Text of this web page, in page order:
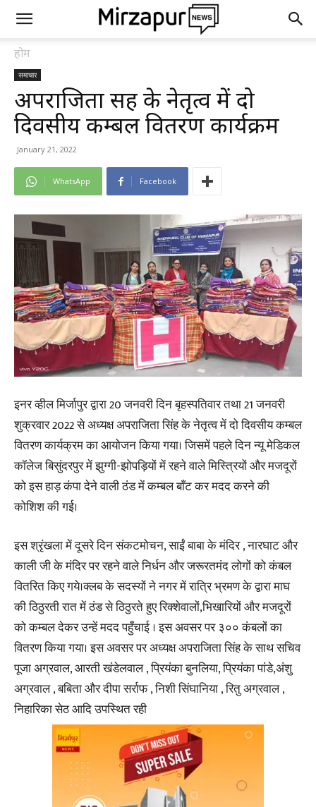
होम
समाचार
अपराजिता सिंह के नेतृत्व में दो
दिवसीय कम्बल वितरण कार्यक्रम
January 21, 2022
WhatsApp Facebook
इनर व्हील मिर्जापुर द्वारा 20 जनवरी दिन बृहस्पतिवार तथा 21 जनवरी
शुक्रवार 2022 से अध्यक्ष अपराजिता सिंह के नेतृत्व में दो दिवसीय कम्बल
वितरण कार्यक्रम का आयोजन किया गया। जिसमें पहले दिन न्यू मेडिकल
कॉलेज बिसुंदरपुर में झुग्गी-झोपड़ियों में रहने वाले मिस्त्रियों और मजदूरों
को इस हाड़ कंपा देने वाली ठंड में कम्बल बाँट कर मदद करने की
कोशिश की गई।
इस श्रृंखला में दूसरे दिन संकटमोचन, साईं बाबा के मंदिर , नारघाट और
काली जी के मंदिर पर रहने वाले निर्धन और जरूरतमंद लोगों को कंबल
वितरित किए गये।क्लब के सदस्यों ने नगर में रात्रि भ्रमण के द्वारा माघ
की ठिठुरती रात में ठंड से ठिठुरते हुए रिक्शेवालों,भिखारियों और मजदूरों
को कम्बल देकर उन्हें मदद पहुँचाई । इस अवसर पर ३०० कंबलों का
वितरण किया गया। इस अवसर पर अध्यक्ष अपराजिता सिंह के साथ सचिव
पूजा अग्रवाल, आरती खंडेलवाल , प्रियंका बुनलिया, प्रियंका पांडे,अंशु
अग्रवाल , बबिता और दीपा सर्राफ , निशी सिंघानिया , रितु अग्रवाल ,
निहारिका सेठ आदि उपस्थित रही